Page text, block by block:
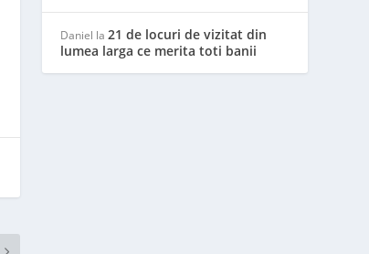
Daniel la21 de locuri de vizitat din
lumea larga ce merita toti banii